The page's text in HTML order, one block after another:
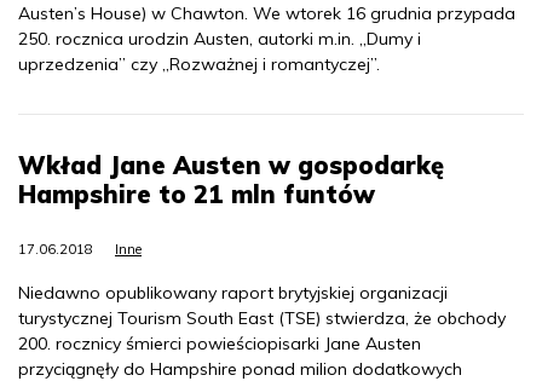
Austen’s House) w Chawton. We wtorek 16 grudnia przypada
250. rocznica urodzin Austen, autorki m.in. „Dumy i
uprzedzenia” czy „Rozważnej i romantyczej”.
Wkład Jane Austen w gospodarkę
Hampshire to 21 mln funtów
17.06.2018 Inne
Niedawno opublikowany raport brytyjskiej organizacji
turystycznej Tourism South East (TSE) stwierdza, że obchody
200. rocznicy śmierci powieściopisarki Jane Austen
przyciągnęły do Hampshire ponad milion dodatkowych